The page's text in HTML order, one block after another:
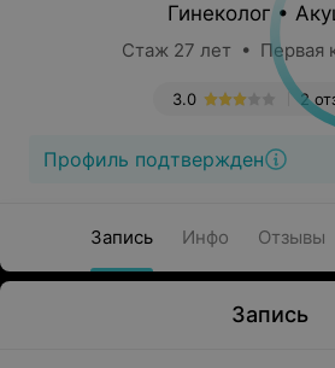
Гинеколог •
Стаж 27 лет • Первая
2
3.0
Профиль подтвержден
Запись Инфо Отзывы
Запись